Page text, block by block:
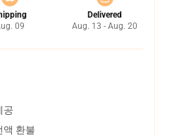
09
Delivered
Aug. 13 - Aug. 20
공
액 환불